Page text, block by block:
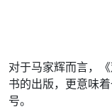
对于马家辉而言，
书的出版，更意味
号。